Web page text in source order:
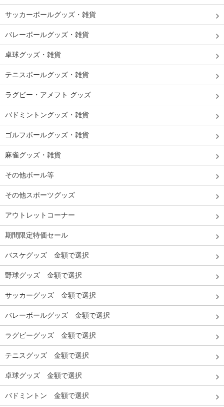
サッカーボールグッズ・雑貨
バレーボールグッズ・雑貨
卓球グッズ・雑貨
テニスボールグッズ・雑貨
ラグビー・アメフト グッズ
バドミントングッズ・雑貨
ゴルフボールグッズ・雑貨
麻雀グッズ・雑貨
その他ボール等
その他スポーツグッズ
アウトレットコーナー
期間限定特価セール
バスケグッズ 金額で選択
野球グッズ 金額で選択
サッカーグッズ 金額で選択
バレーボールグッズ 金額で選択
ラグビーグッズ 金額で選択
テニスグッズ 金額で選択
卓球グッズ 金額で選択
バドミントン 金額で選択